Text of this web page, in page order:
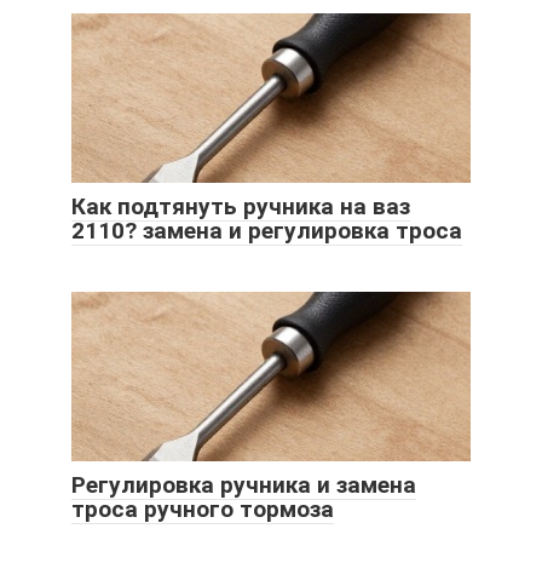
Как подтянуть ручника на ваз
2110? замена и регулировка троса
Регулировка ручника и замена
троса ручного тормоза